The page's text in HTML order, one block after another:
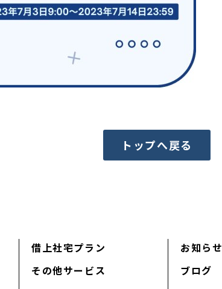
トップへ戻る
借上社宅プラン
その他サービス
お知らせ
ブログ